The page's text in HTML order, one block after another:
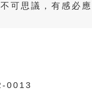
可思議，有感必應
0013